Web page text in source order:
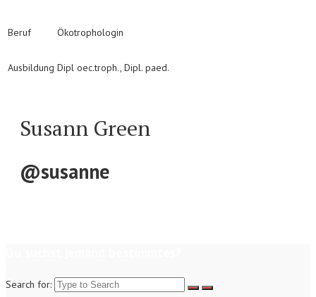
Beruf Ökotrophologin
Ausbildung Dipl oec.troph., Dipl. paed.
Susann Green
@susanne
Search for: